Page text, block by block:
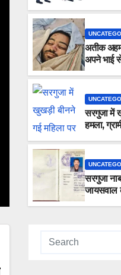
UNCATEGORIZED राज्य
सरगुजा
लाइसेंसी
है टीम, जल्द
AUGUST 1, 2026
अतीक
अपने भाई
सरगुजा में
हमला,
सरगुजा
जायसवाल